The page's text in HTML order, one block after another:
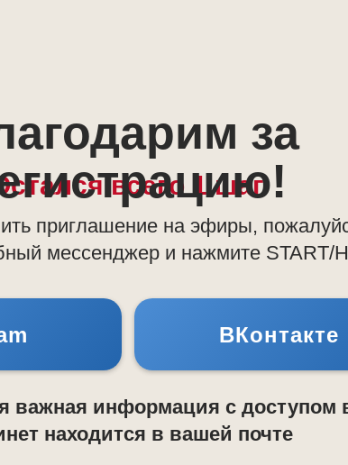
важная информация с доступом
находится в вашей почте
ВКонтакте
приглашение на эфиры,
мессенджер и нажмите
всего 1 шаг
за